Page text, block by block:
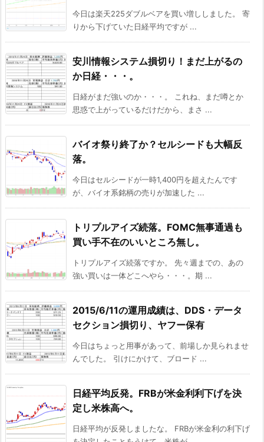
今日は楽天225ダブルベアを買い増ししました。 寄
りから下げていた日経平均ですが ...
安川情報システム損切り！まだ上がるの
か日経・・・。
日経がまだ強いのか・・・。 これね、まだ噂とか
思惑で上がっているだけだから、まさ ...
バイオ祭り終了か？セルシードも大幅反
落。
今日はセルシードが一時1,400円を超えたんです
が、バイオ系銘柄の売りが加速した ...
トリプルアイズ続落。FOMC無事通過も
買い手不在のいいところ無し。
トリプルアイズ続落ですか。 先々週までの、あの
強い買いは一体どこへやら・・・。期 ...
2015/6/11の運用成績は、DDS・データ
セクション損切り、ヤフー保有
今日はちょっと用事があって、前場しか見られませ
んでした。 引けにかけて、ブロード ...
日経平均反発。FRBが米金利利下げを決
定し米株高へ。
日経平均が反発しましたな。 FRBが米金利の利下げ